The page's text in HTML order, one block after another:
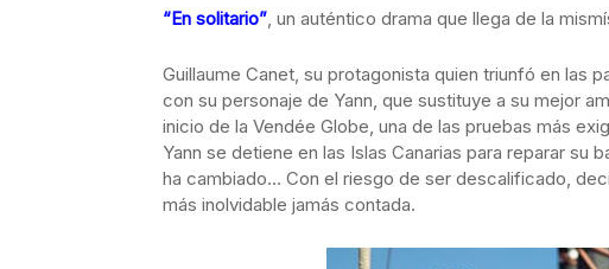
“En solitario”, un auténtico drama que llega de la
Guillaume Canet, su protagonista quien triunfó en las
con su personaje de Yann, que sustituye a su mejor
inicio de la Vendée Globe, una de las pruebas más
Yann se detiene en las Islas Canarias para reparar su
ha cambiado… Con el riesgo de ser descalificado,
más inolvidable jamás contada.